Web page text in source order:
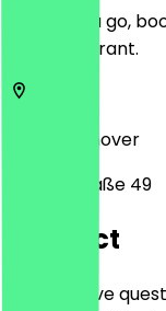
Before you go,
the restaurant.
Hannover
Marienstraße 49
Contact
Do you have